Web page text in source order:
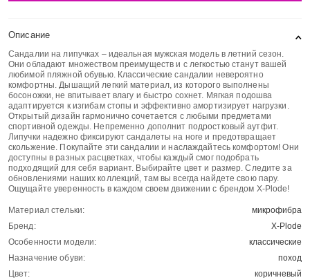
Описание
Сандалии на липучках – идеальная мужская модель в летний сезон.
Они обладают множеством преимуществ и с легкостью станут вашей
любимой пляжной обувью. Классические сандалии невероятно
комфортны. Дышащий легкий материал, из которого выполнены
босоножки, не впитывает влагу и быстро сохнет. Мягкая подошва
адаптируется к изгибам стопы и эффективно амортизирует нагрузки.
Открытый дизайн гармонично сочетается с любыми предметами
спортивной одежды. Непременно дополнит подростковый аутфит.
Липучки надежно фиксируют сандалеты на ноге и предотвращает
скольжение. Покупайте эти сандалии и наслаждайтесь комфортом! Они
доступны в разных расцветках, чтобы каждый смог подобрать
подходящий для себя вариант. Выбирайте цвет и размер. Следите за
обновлениями наших коллекций, там вы всегда найдете свою пару.
Ощущайте уверенность в каждом своем движении с брендом X-Plode!
Материал стельки:
микрофибра
Бренд:
X-Plode
Особенности модели:
классические
Назначение обуви:
поход
Цвет:
коричневый